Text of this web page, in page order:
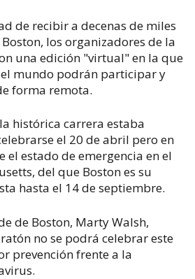
de recibir a decenas de miles
los organizadores de la
una edición "virtual" en la que
mundo podrán participar y
forma remota.
histórica carrera estaba
el 20 de abril pero en
el estado de emergencia en el
del que Boston es su
hasta el 14 de septiembre.
de Boston, Marty Walsh,
no se podrá celebrar este
prevención frente a la